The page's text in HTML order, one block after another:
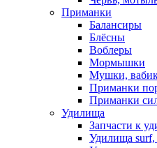
Приманки
Балансиры
Блёсны
Воблеры
Мормышки
Мушки,
Приманки
Приманки
Удилища
Запчасти к
Удилища surf,